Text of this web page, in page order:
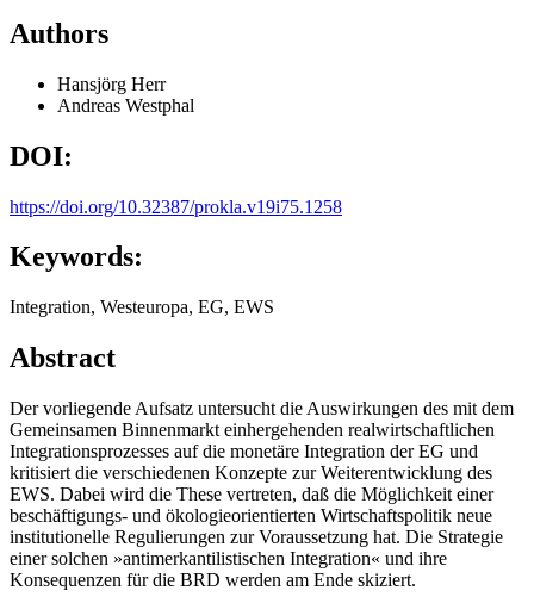
Authors
Hansjörg Herr
Andreas Westphal
DOI:
https://doi.org/10.32387/prokla.v19i75.1258
Keywords:
Integration, Westeuropa, EG, EWS
Abstract
Der vorliegende Aufsatz untersucht die Auswirkungen des mit dem
Gemeinsamen Binnenmarkt einhergehenden realwirtschaftlichen
Integrationsprozesses auf die monetäre Integration der EG und
kritisiert die verschiedenen Konzepte zur Weiterentwicklung des
EWS. Dabei wird die These vertreten, daß die Möglichkeit einer
beschäftigungs- und ökologieorientierten Wirtschaftspolitik neue
institutionelle Regulierungen zur Voraussetzung hat. Die Strategie
einer solchen »antimerkantilistischen Integration« und ihre
Konsequenzen für die BRD werden am Ende skiziert.